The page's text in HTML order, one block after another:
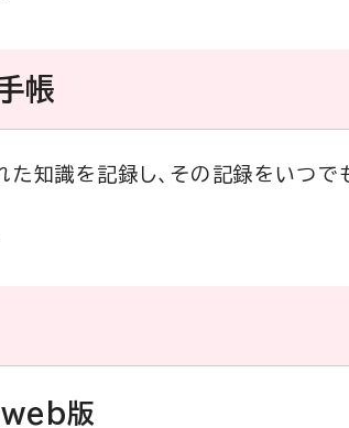
帳
知識を記録し、その記録をいつで
web版